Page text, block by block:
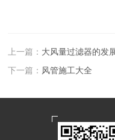
上一篇： 大风量过滤器的发
下一篇： 风管施工大全